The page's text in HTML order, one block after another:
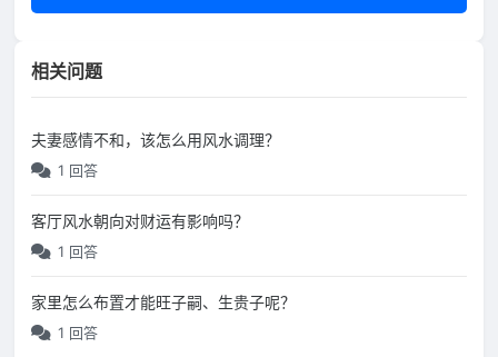
相关问题
夫妻感情不和，该怎么用风水调理？
1 回答
客厅风水朝向对财运有影响吗？
1 回答
家里怎么布置才能旺子嗣、生贵子呢？
1 回答